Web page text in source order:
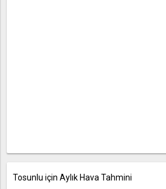
Tosunlu için Aylık Hava Tahmini